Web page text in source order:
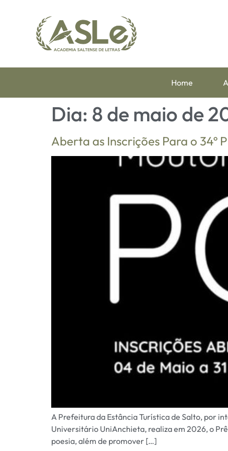
Home
Dia: 8 de maio de
Aberta as Inscrições Para o 34º
A Prefeitura da Estância Turística de Salto, por
Universitário UniAnchieta, realiza em 2026, o
poesia, além de promover […]